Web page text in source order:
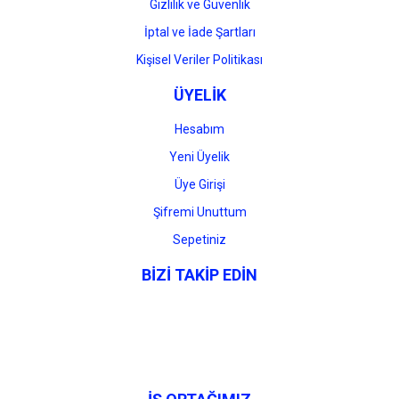
Gizlilik ve Güvenlik
İptal ve İade Şartları
Kişisel Veriler Politikası
ÜYELİK
Hesabım
Yeni Üyelik
Üye Girişi
Şifremi Unuttum
Sepetiniz
BİZİ TAKİP EDİN